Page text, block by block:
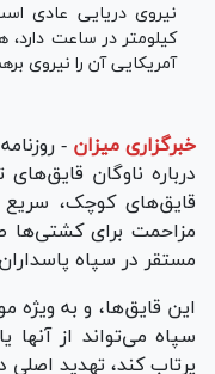
کیلومتر در ساعت
آمریکایی آن را نیروی
خبرگزاری میزان -
درباره ناوگان
قایق‌های کوچک،
مزاحمت برای کشتی‌ها
مستقر در سپاه
این قایق‌ها، و به ویژه
سپاه می‌تواند از
پرتاب کند، تهدید اصلی